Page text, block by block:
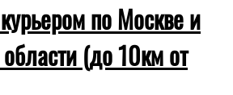
по Москве и
(до 10км от